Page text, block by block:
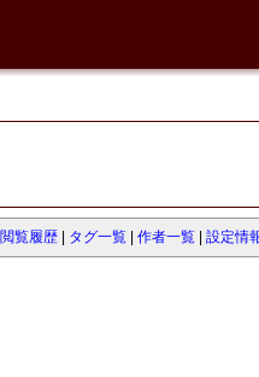
閲覧履歴 タグ一覧 作者一覧 設定情